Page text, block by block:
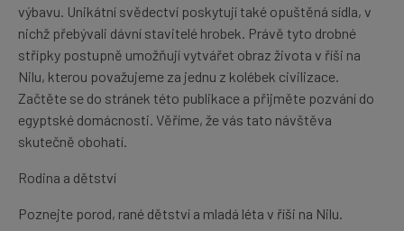
výbavu. Unikátní svědectví poskytují také opuštěná sídla, v
nichž přebývali dávní stavitelé hrobek. Právě tyto drobné
střípky postupně umožňují vytvářet obraz života v říši na
Nilu, kterou považujeme za jednu z kolébek civilizace.
Začtěte se do stránek této publikace a přijměte pozvání do
egyptské domácnosti. Věříme, že vás tato návštěva
skutečně obohatí.
Rodina a dětství
Poznejte porod, rané dětství a mladá léta v říši na Nilu.